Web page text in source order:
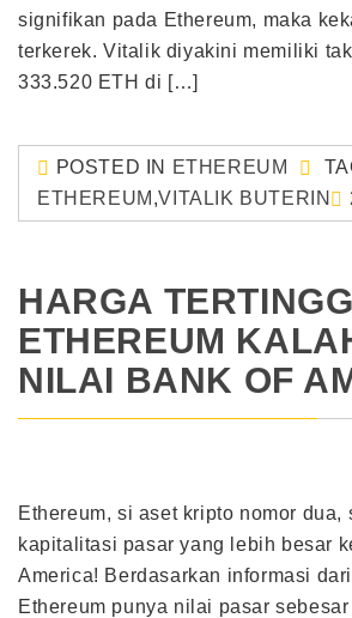
signifikan pada Ethereum, maka
terkerek. Vitalik diyakini memiliki
333.520 ETH di […]
POSTED IN ETHEREUM
ETHEREUM ,VITALIK BUTERIN
HARGA
ETHEREUM
NILAI BANK OF
Ethereum, si aset kripto nomor dua,
kapitalitasi pasar yang lebih besar
America! Berdasarkan informasi
Ethereum punya nilai pasar